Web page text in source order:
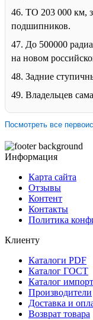
46. ТО 203 000 км,
подшипников.
47. До 500000
на новом
48. Задние
49. Владельцев
Посмотреть все
Информация
Карта сайта
Отзывы
Контент
Контакты
Политика
Клиенту
Каталоги PDF
Каталог ГОСТ
Каталог импорт
Производители
Доставка и
Возврат товара